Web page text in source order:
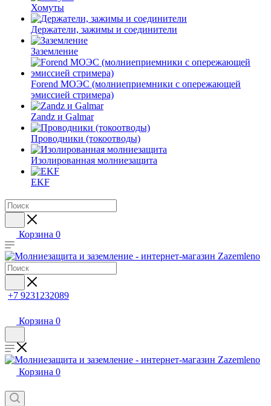
Хомуты
Держатели, зажимы и соединители
Заземление
Forend МОЭС (молниеприемники с опережающей
эмиссией стримера)
Zandz и Galmar
Проводники (токоотводы)
Изолированная молниезащита
EKF
Корзина 0
+7 9231232089
Корзина 0
Корзина 0